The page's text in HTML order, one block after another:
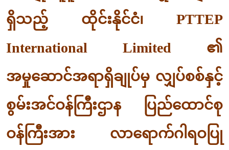
ရှိသည့် ထိုင်းနိုင်ငံ၊ PTTEP
International Limited ၏
အမှုဆောင်အရာရှိချုပ်မှ လျှပ်စစ်နှင့်
စွမ်းအင်ဝန်ကြီးဌာန ပြည်ထောင်စု
ဝန်ကြီးအား လာရောက်ဂါရဝပြု